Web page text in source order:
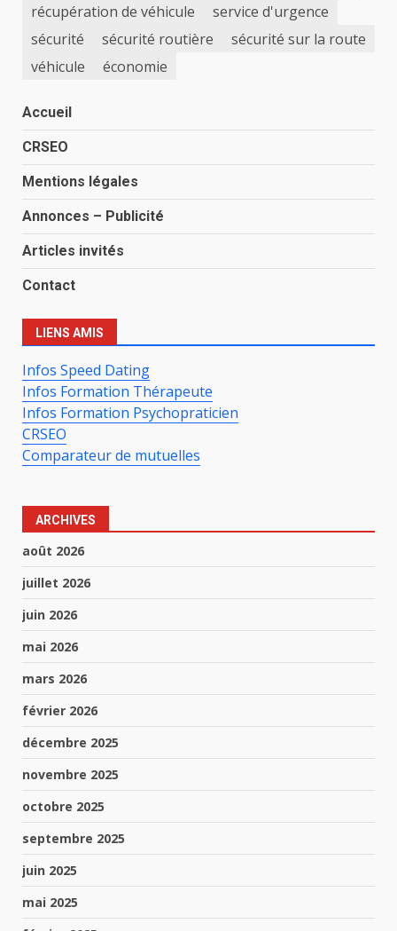
récupération de véhicule
service d'urgence
sécurité
sécurité routière
sécurité sur la route
véhicule
économie
Accueil
CRSEO
Mentions légales
Annonces – Publicité
Articles invités
Contact
LIENS AMIS
Infos Speed Dating
Infos Formation Thérapeute
Infos Formation Psychopraticien
CRSEO
Comparateur de mutuelles
ARCHIVES
août 2026
juillet 2026
juin 2026
mai 2026
mars 2026
février 2026
décembre 2025
novembre 2025
octobre 2025
septembre 2025
juin 2025
mai 2025